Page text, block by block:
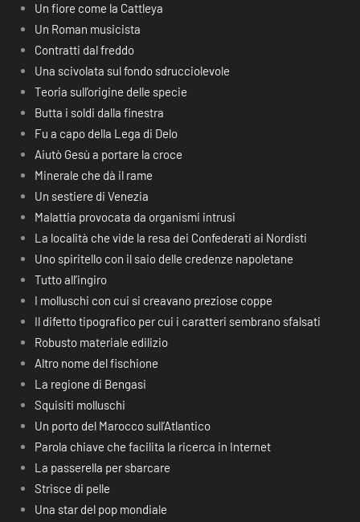
Un fiore come la Cattleya
Un Roman musicista
Contratti dal freddo
Una scivolata sul fondo sdrucciolevole
Teoria sull’origine delle specie
Butta i soldi dalla finestra
Fu a capo della Lega di Delo
Aiutò Gesù a portare la croce
Minerale che dà il rame
Un sestiere di Venezia
Malattia provocata da organismi intrusi
La località che vide la resa dei Confederati ai Nordisti
Uno spiritello con il saio delle credenze napoletane
Tutto all’ingiro
I molluschi con cui si creavano preziose coppe
Il difetto tipografico per cui i caratteri sembrano sfalsati
Robusto materiale edilizio
Altro nome del fischione
La regione di Bengasi
Squisiti molluschi
Un porto del Marocco sull’Atlantico
Parola chiave che facilita la ricerca in Internet
La passerella per sbarcare
Strisce di pelle
Una star del pop mondiale